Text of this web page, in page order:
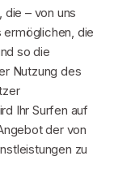
die – von uns
die
so die
Nutzung des
Ihr Surfen auf
der von
zu